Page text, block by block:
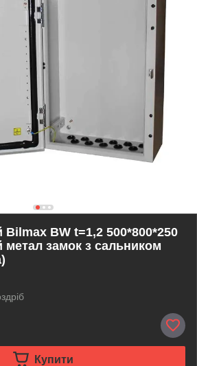
BW t=1,2 500*800*250
метал замок з сальником
Купити